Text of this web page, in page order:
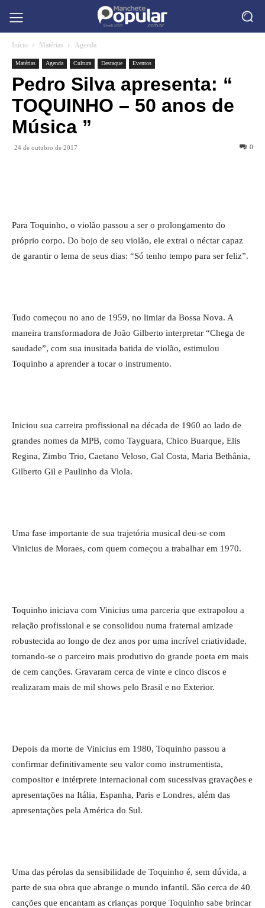
Início Matérias Agenda
Matérias Agenda Cultura Destaque Eventos
Pedro Silva apresenta: “
TOQUINHO – 50 anos de
Música ”
24 de outubro de 2017 0
Para Toquinho, o violão passou a ser o prolongamento do
próprio corpo. Do bojo de seu violão, ele extrai o néctar capaz
de garantir o lema de seus dias: “Só tenho tempo para ser feliz”.
Tudo começou no ano de 1959, no limiar da Bossa Nova. A
maneira transformadora de João Gilberto interpretar “Chega de
saudade”, com sua inusitada batida de violão, estimulou
Toquinho a aprender a tocar o instrumento.
Iniciou sua carreira profissional na década de 1960 ao lado de
grandes nomes da MPB, como Tayguara, Chico Buarque, Elis
Regina, Zimbo Trio, Caetano Veloso, Gal Costa, Maria Bethânia,
Gilberto Gil e Paulinho da Viola.
Uma fase importante de sua trajetória musical deu-se com
Vinicius de Moraes, com quem começou a trabalhar em 1970.
Toquinho iniciava com Vinicius uma parceria que extrapolou a
relação profissional e se consolidou numa fraternal amizade
robustecida ao longo de dez anos por uma incrível criatividade,
tornando-se o parceiro mais produtivo do grande poeta em mais
de cem canções. Gravaram cerca de vinte e cinco discos e
realizaram mais de mil shows pelo Brasil e no Exterior.
Depois da morte de Vinicius em 1980, Toquinho passou a
confirmar definitivamente seu valor como instrumentista,
compositor e intérprete internacional com sucessivas gravações e
apresentações na Itália, Espanha, Paris e Londres, além das
apresentações pela América do Sul.
Uma das pérolas da sensibilidade de Toquinho é, sem dúvida, a
parte de sua obra que abrange o mundo infantil. São cerca de 40
canções que encantam as crianças porque Toquinho sabe brincar